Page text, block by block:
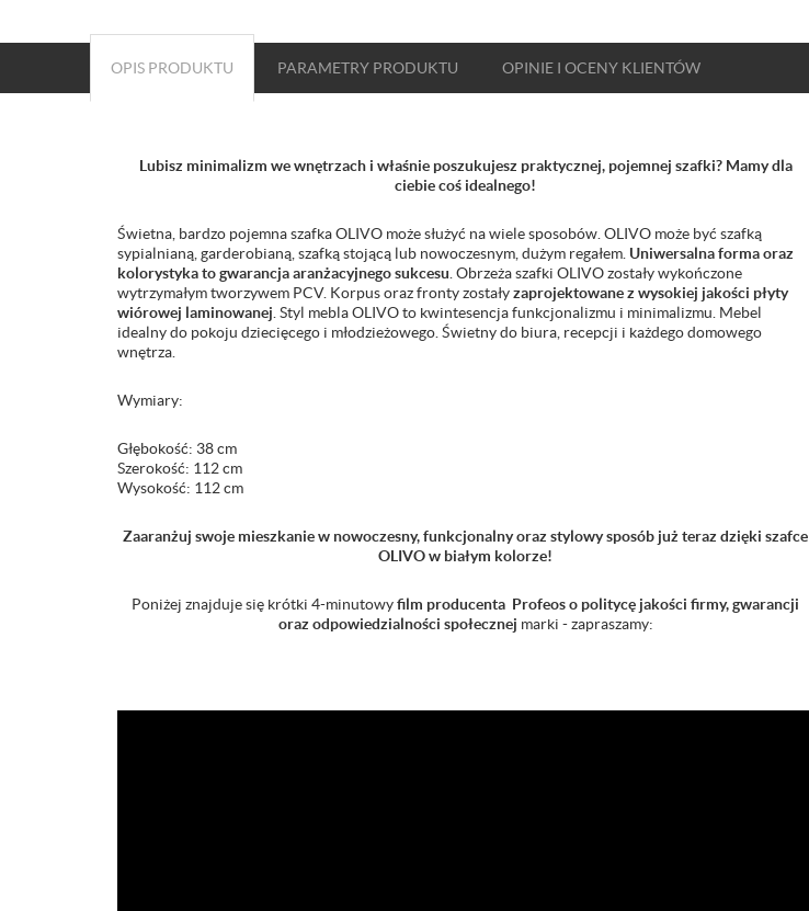
OPIS PRODUKTU PARAMETRY PRODUKTU OPINIE I OCENY KLIENTÓW
Lubisz minimalizm we wnętrzach i właśnie poszukujesz praktycznej, pojemnej szafki? Mamy dla
ciebie coś idealnego!
Świetna, bardzo pojemna szafka OLIVO może służyć na wiele sposobów. OLIVO może być szafką
sypialnianą, garderobianą, szafką stojącą lub nowoczesnym, dużym regałem. Uniwersalna forma oraz
kolorystyka to gwarancja aranżacyjnego sukcesu . Obrzeża szafki OLIVO zostały wykończone
wytrzymałym tworzywem PCV. Korpus oraz fronty zostałyzaprojektowane z wysokiej jakości płyty
wiórowej laminowanej . Styl mebla OLIVO to kwintesencja funkcjonalizmu i minimalizmu. Mebel
idealny do pokoju dziecięcego i młodzieżowego. Świetny do biura, recepcji i każdego domowego
wnętrza.
Wymiary:
Głębokość: 38 cm
Szerokość: 112 cm
Wysokość: 112 cm
Zaaranżuj swoje mieszkanie w nowoczesny, funkcjonalny oraz stylowy sposób już teraz dzięki szafce
OLIVO w białym kolorze!
Poniżej znajduje się krótki 4-minutowyfilm producenta Profeos o politycę jakości firmy, gwarancji
oraz odpowiedzialności społecznej marki - zapraszamy: